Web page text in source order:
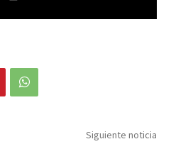
Siguiente noticia